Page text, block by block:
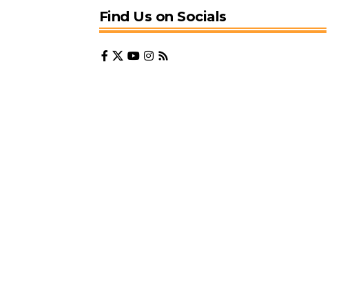
Find Us on Socials